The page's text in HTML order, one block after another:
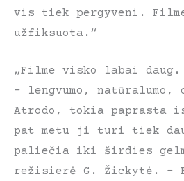
vis tiek pergyveni.
užfiksuota.“
„Filme visko labai
– lengvumo, natūralumo,
Atrodo, tokia paprasta
pat metu ji turi tiek
paliečia iki širdies
režisierė G. Žickytė. –